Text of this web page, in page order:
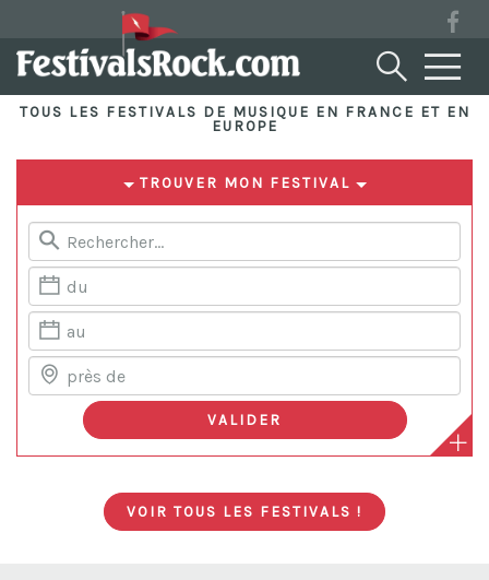
TOUS LES FESTIVALS DE MUSIQUE EN FRANCE ET EN
EUROPE
TROUVER MON FESTIVAL
VOIR TOUS LES FESTIVALS !